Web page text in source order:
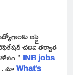
అప్లై
చదివి తర్వాత
” INB jobs
. మాWhat’s